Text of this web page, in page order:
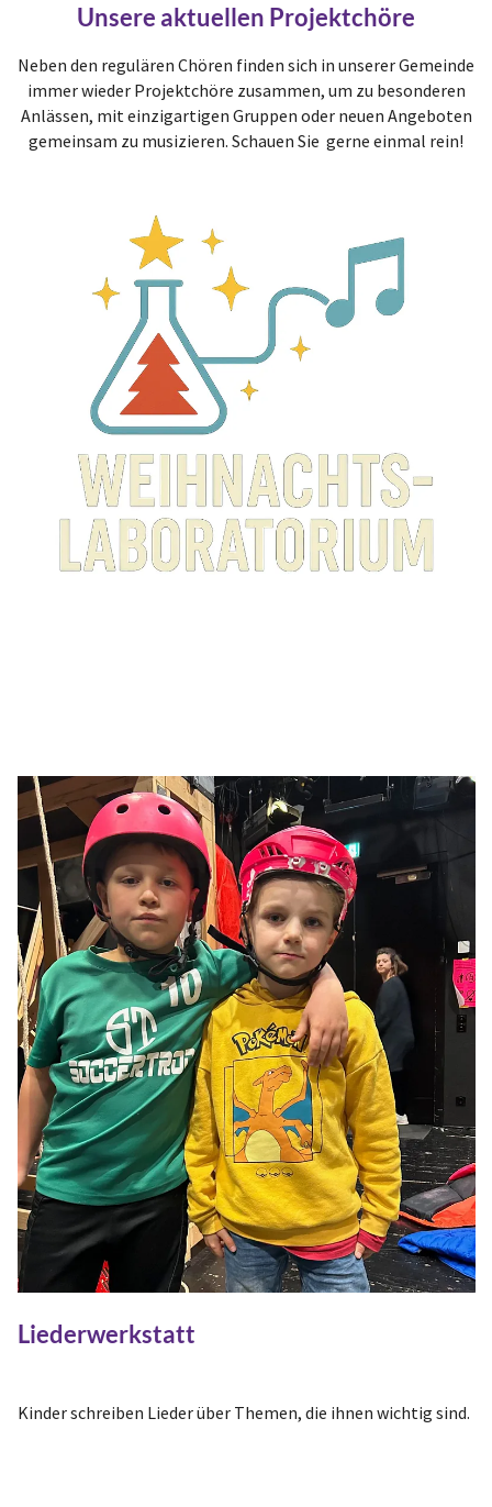
Unsere aktuellen Projektchöre
Neben den regulären Chören finden sich in unserer Gemeinde
immer wieder Projektchöre zusammen, um zu besonderen
Anlässen, mit einzigartigen Gruppen oder neuen Angeboten
gemeinsam zu musizieren. Schauen Sie gerne einmal rein!
Liederwerkstatt
Kinder schreiben Lieder über Themen, die ihnen wichtig sind.